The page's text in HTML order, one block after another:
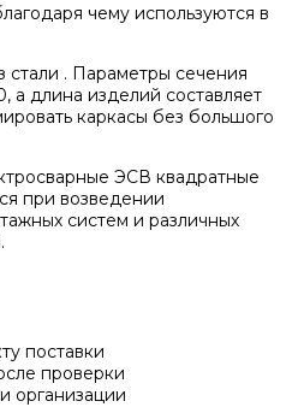
чему используются в
стали . Параметры сечения
а длина изделий составляет
каркасы без большого
ЭСВ квадратные
при возведении
систем и различных
поставки
проверки
организации